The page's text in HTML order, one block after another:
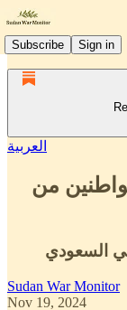
Subscribe Sign in
العربية
من
السعودي
Sudan War Monitor
Nov 19, 2024